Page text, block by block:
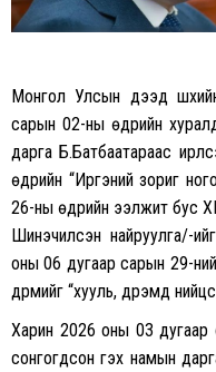
Монгол Улсын дээд
сарын 02-ны өдрийн
дарга Б.Батбаатараас
өдрийн “Иргэний зориг
26-ны өдрийн ээлжит бус
Шинэчилсэн найруулга/-
оны 06 дугаар сарын 29-
дүрмийг “хууль, дүрэмд
Харин 2026 оны 03 дугаар
сонгогдсон гэх намын